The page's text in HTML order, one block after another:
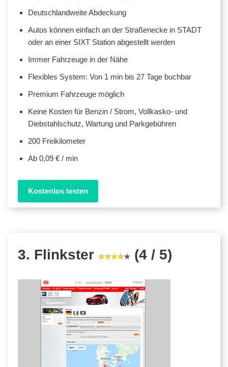
Deutschlandweite Abdeckung
Autos können einfach an der Straßenecke in STADT
oder an einer SIXT Station abgestellt werden
Immer Fahrzeuge in der Nähe
Flexibles System: Von 1 min bis 27 Tage buchbar
Premium Fahrzeuge möglich
Keine Kosten für Benzin / Strom, Vollkasko- und
Diebstahlschutz, Wartung und Parkgebühren
200 Freikilometer
Ab 0,09 € / min
Kostenlos testen
3. Flinkster (4 / 5)